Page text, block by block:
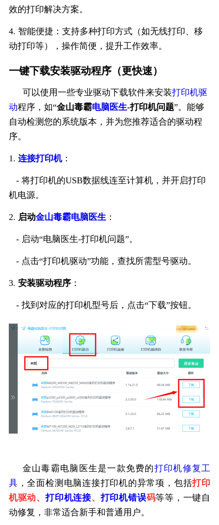
效的打印解决方案。
4. 智能便捷：支持多种打印方式（如无线打印、移
动打印等），操作简便，提升工作效率。
一键下载安装驱动程序（更快速）
可以使用一些专业驱动下载软件来安装打印机驱
动程序，如“金山毒霸电脑医生-打印机问题”。能够
自动检测您的系统版本，并为您推荐适合的驱动程
序。
1. 连接打印机：
- 将打印机的USB数据线连至计算机，并开启打印
机电源。
2. 启动金山毒霸电脑医生：
- 启动“电脑医生-打印机问题”。
- 点击“打印机驱动”功能，查找所需型号驱动。
3. 安装驱动程序：
- 找到对应的打印机型号后，点击“下载”按钮。
金山毒霸电脑医生是一款免费的打印机修复工
具 ，全面检测电脑连接打印机的异常项，包括打印
机驱动、打印机连接、打印机错误码等等，一键自
动修复，非常适合新手和普通用户。